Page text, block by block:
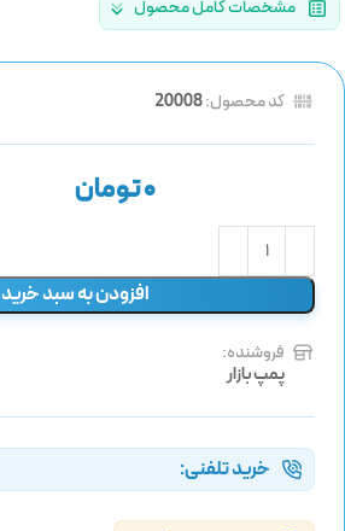
مشخصات کامل محصول
کد محصول:20008
تومان
افزودن به سبد خرید
فروشنده:
پمپ بازار
خرید تلفنی: